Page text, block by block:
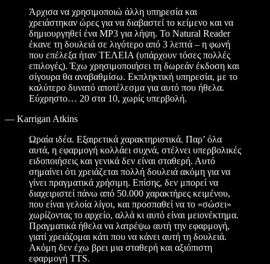
Άρχισα να χρησιμοποιώ άλλη υπηρεσία και
χρειάστηκαν ώρες για να διαβαστεί το κείμενο και να
δημιουργηθεί ένα MP3 για λήψη. Το Natural Reader
έκανε τη δουλειά σε λιγότερο από 3 λεπτά – η φωνή
που επέλεξα ήταν ΤΕΛΕΙΑ (υπάρχουν τόσες πολλές
επιλογές). Έχω χρησιμοποιήσει τη δωρεάν έκδοση και
σίγουρα θα αναβαθμίσω. Εκπληκτική υπηρεσία, με το
καλύτερο δυνατό αποτέλεσμα για αυτό που ήθελα.
Εύχρηστο… 20 στα 10, χωρίς υπερβολή.
— Karrigan Atkins
Ωραία ιδέα. Εξαιρετικά χαρακτηριστικά. Παρ’ όλα
αυτά, η εφαρμογή κολλάει συχνά, στέλνει υπερβολικές
ειδοποιήσεις και γενικά δεν είναι σταθερή. Αυτό
σημαίνει ότι χρειάζεται πολλή δουλειά ακόμη για να
γίνει πραγματικά χρήσιμη. Επίσης, δεν μπορεί να
διαχειριστεί πάνω από 50.000 χαρακτήρες κειμένου,
που είναι γελοία λίγοι, και προσπαθεί να το «σώσει»
χωρίζοντας το αρχείο, αλλά κι αυτό είναι μειονέκτημα.
Πραγματικά ήθελα να λατρέψω αυτή την εφαρμογή,
γιατί χρειάζομαι κάτι που να κάνει αυτή τη δουλειά.
Ακόμη δεν έχω βρει μια σταθερή και αξιόπιστη
εφαρμογή TTS.